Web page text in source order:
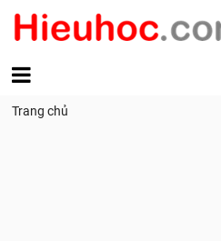
Trang chủ